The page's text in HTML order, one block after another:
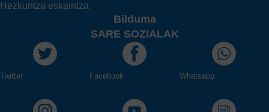
Hezkuntza eskaintza
Bilduma
SARE SOZIALAK
Twitter Facebook Whatsapp